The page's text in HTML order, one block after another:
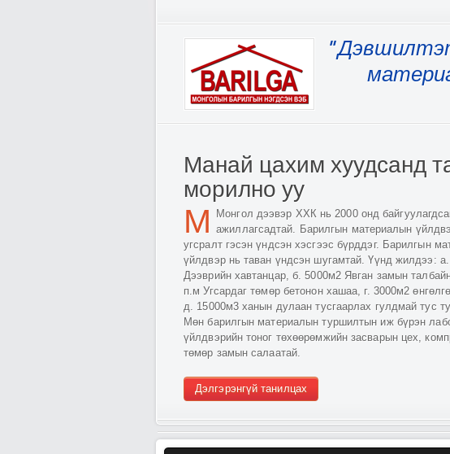
"
Манай цахим хуудсанд
морилно уу
М
Монгол дээвэр ХХК нь 2000 онд
ажиллагсадтай. Барилгын материалын
угсралт гэсэн үндсэн хэсгээс бүрддэг. Барилгын
үйлдвэр нь таван үндсэн шугамтай. Үүнд жилдээ:
Дээврийн хавтанцар, б. 5000м2 Явган замын
п.м Угсардаг төмөр бетонон хашаа, г. 3000м2
д. 15000м3 ханын дулаан тусгаарлах гулдмай тус
Мөн барилгын материалын туршилтын иж бүрэн
үйлдвэрийн тоног төхөөрөмжийн засварын цех,
төмөр замын салаатай.
Дэлгэрэнгүй танилцах